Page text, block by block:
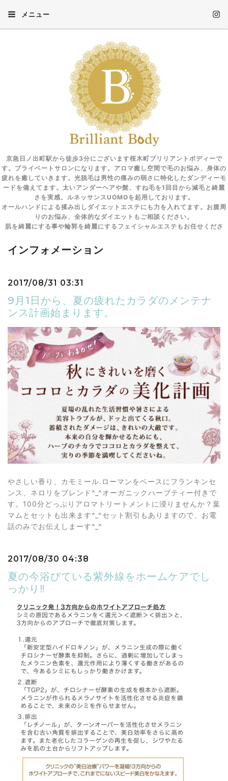
メニュー
京急日ノ出町駅から徒歩3分にございます桜木町ブリリアントボディーで
す。プライベートサロンになります。アロマ癒し空間で毛のお悩み、身体の
疲れを癒していきます。光脱毛は男性の痛みの弱さに特化したダンディーモ
ードを備えてます。太いアンダーヘアや髭、すね毛を1回目から減毛と綺麗
さを実感。ルネッサンスUOMOを起用しております。
オールハンドによる揉み出しダイエットエステにも力を入れてます。お腹周
りのお悩み、全体的なダイエットもご相談ください。
肌を綺麗にする事や輪郭を綺麗にするフェイシャルエステもお任せくださ
インフォメーション
2017/08/31 03:31
9月1日から、夏の疲れたカラダのメンテナ
ンス計画始まります。
やさしい香り、カモミール.ローマンをベースにフランキンセ
ンス、ネロリをブレンド^_^オーガニックハーブティー付きで
す。100分どっぷりアロマトリートメントに浸りませんか？葉
マムとセットも出来ます^_^セット割引もありますので、お電
話のみでお伝えしまーす^_^
2017/08/30 04:38
夏の今浴びている紫外線をホームケアでし
っかり‼️